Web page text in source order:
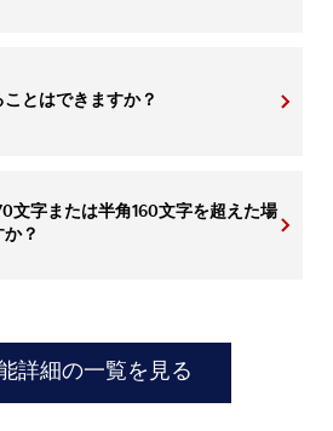
とはできますか？
文字または半角160文字を超えた場
？
詳細の一覧を見る